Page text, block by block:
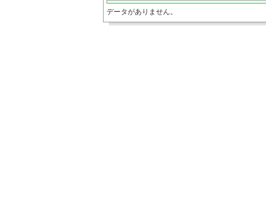
データがありません。